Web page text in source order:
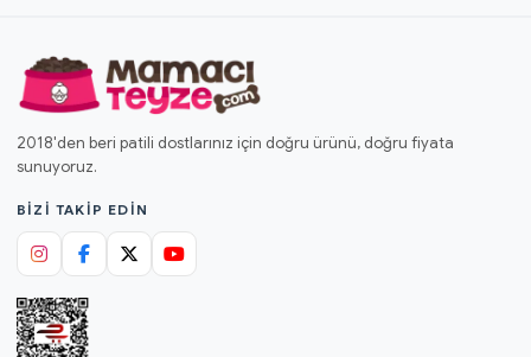
2018'den beri patili dostlarınız için doğru ürünü, doğru fiyata
sunuyoruz.
BIZI TAKIP EDIN